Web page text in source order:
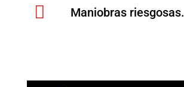
 Maniobras riesgosas.